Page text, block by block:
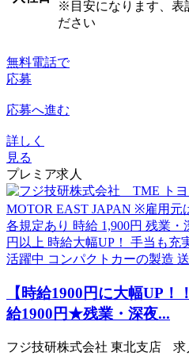
※目安になります、表
ださい
無料電話で
応募
応募へ進む
詳しく
見る
プレミア求人
【時給1900円に大幅UP
給1900円★残業・深夜...
フジ技研株式会社 東北支店 求